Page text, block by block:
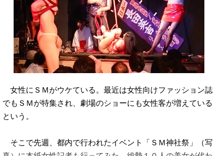
女性にＳＭがウケている。最近は女性向けファッション誌
でもＳＭが特集され、劇場のショーにも女性客が増えている
という。
そこで先週、都内で行われたイベント「ＳＭ神社祭」（写